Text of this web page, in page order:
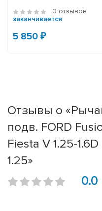
0 отзывов
заканчивается
5 850 ₽
Отзывы о
подв. FORD
Fiesta V 1.25-
1.25»
0.0